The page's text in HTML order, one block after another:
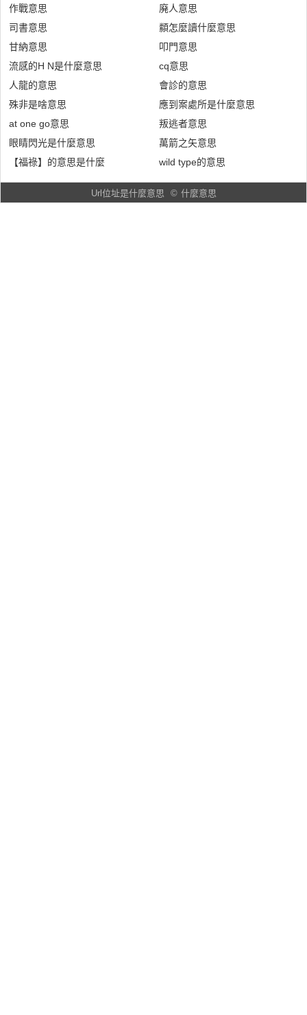
作戰意思
司書意思
甘納意思
流感的H N是什麼意思
人龍的意思
殊非是啥意思
at one go意思
眼睛閃光是什麼意思
【福祿】的意思是什麼
廃人意思
纇怎麼讀什麼意思
叩門意思
cq意思
會診的意思
應到案處所是什麼意思
叛逃者意思
萬箭之矢意思
wild type的意思
Url位址是什麼意思 © 什麼意思